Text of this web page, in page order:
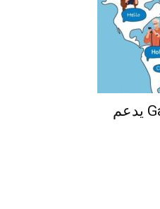
التحديث الجديد من Galaxy AI يدعم